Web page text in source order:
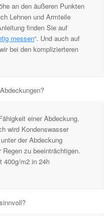
an den äußeren Punkten
Lehnen und Armteile
finden Sie auf
messen“. Und auch auf
bei den komplizierteren
einer Abdeckung,
wird Kondenswasser
der Abdeckung
zu beeinträchtigen.
400g/m2 in 24h